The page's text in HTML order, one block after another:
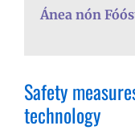
Ánea nón
Safety
technology